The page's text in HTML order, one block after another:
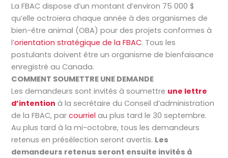
La FBAC dispose d’un montant d’environ 75 000 $
qu’elle octroiera chaque année à des organismes de
bien-être animal (OBA) pour des projets conformes à
l’orientation stratégique de la FBAC. Tous les
postulants doivent être un organisme de bienfaisance
enregistré au Canada.
COMMENT SOUMETTRE UNE DEMANDE
Les demandeurs sont invités à soumettre une lettre
d’intention à la secrétaire du Conseil d’administration
de la FBAC, parcourriel au plus tard le 30 septembre.
Au plus tard à la mi-octobre, tous les demandeurs
retenus en présélection seront avertis. Les
demandeurs retenus seront ensuite invités à